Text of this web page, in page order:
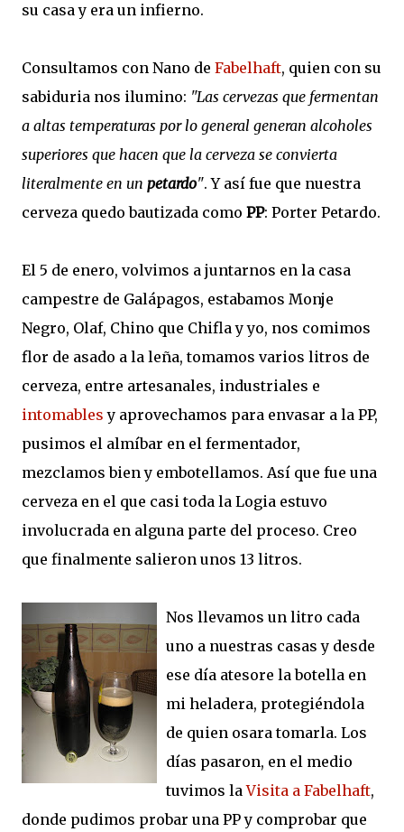
su casa y era un infierno.
Consultamos con Nano de Fabelhaft, quien con su
sabiduria nos ilumino: "Las cervezas que fermentan
a altas temperaturas por lo general generan alcoholes
superiores que hacen que la cerveza se convierta
literalmente en un petardo". Y así fue que nuestra
cerveza quedo bautizada como PP: Porter Petardo.
El 5 de enero, volvimos a juntarnos en la casa
campestre de Galápagos, estabamos Monje
Negro, Olaf, Chino que Chifla y yo, nos comimos
flor de asado a la leña, tomamos varios litros de
cerveza, entre artesanales, industriales e
intomables y aprovechamos para envasar a la PP,
pusimos el almíbar en el fermentador,
mezclamos bien y embotellamos. Así que fue una
cerveza en el que casi toda la Logia estuvo
involucrada en alguna parte del proceso. Creo
que finalmente salieron unos 13 litros.
Nos llevamos un litro cada
uno a nuestras casas y desde
ese día atesore la botella en
mi heladera, protegiéndola
de quien osara tomarla. Los
días pasaron, en el medio
tuvimos laVisita a Fabelhaft,
donde pudimos probar una PP y comprobar que